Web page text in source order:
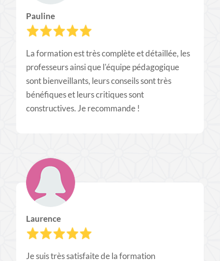
Pauline
La formation est très complète et détaillée, les
professeurs ainsi que l'équipe pédagogique
sont bienveillants, leurs conseils sont très
bénéfiques et leurs critiques sont
constructives. Je recommande !
Laurence
Je suis très satisfaite de la formation